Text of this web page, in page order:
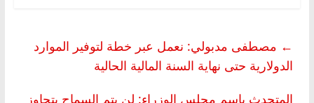
← مصطفى مدبولي: نعمل عبر خطة لتوفير الموارد
الدولارية حتى نهاية السنة المالية الحالية
المتحدث باسم مجلس الوزراء: لن يتم السماح بتجاوز